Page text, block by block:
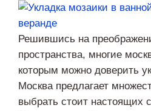
Решившись на
пространства, многие
которым можно доверить
Москва предлагает
выбрать стоит настоящих